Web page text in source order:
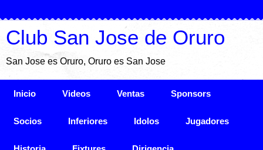
Club San Jose de Oruro
San Jose es Oruro, Oruro es San Jose
Inicio Videos Ventas Sponsors
Socios Inferiores Idolos Jugadores